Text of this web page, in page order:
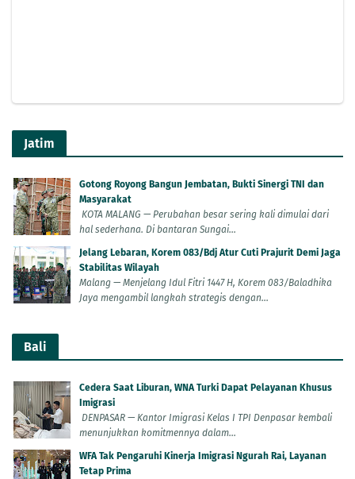
Jatim
Gotong Royong Bangun Jembatan, Bukti Sinergi TNI dan
Masyarakat
KOTA MALANG — Perubahan besar sering kali dimulai dari
hal sederhana. Di bantaran Sungai...
Jelang Lebaran, Korem 083/Bdj Atur Cuti Prajurit Demi Jaga
Stabilitas Wilayah
Malang — Menjelang Idul Fitri 1447 H, Korem 083/Baladhika
Jaya mengambil langkah strategis dengan...
Bali
Cedera Saat Liburan, WNA Turki Dapat Pelayanan Khusus
Imigrasi
DENPASAR — Kantor Imigrasi Kelas I TPI Denpasar kembali
menunjukkan komitmennya dalam...
WFA Tak Pengaruhi Kinerja Imigrasi Ngurah Rai, Layanan
Tetap Prima